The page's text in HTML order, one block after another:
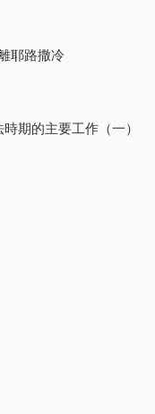
耶路撒冷
期的主要工作（一）